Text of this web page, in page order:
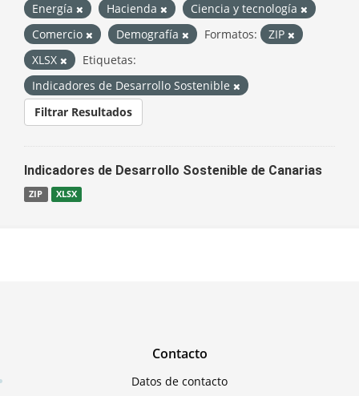
Energía
Hacienda
Ciencia y tecnología
Comercio
Demografía Formatos:
ZIP
XLSX
Etiquetas:
Indicadores de Desarrollo Sostenible
Filtrar Resultados
Indicadores de Desarrollo Sostenible de Canarias
ZIP XLSX
Contacto
Datos de contacto